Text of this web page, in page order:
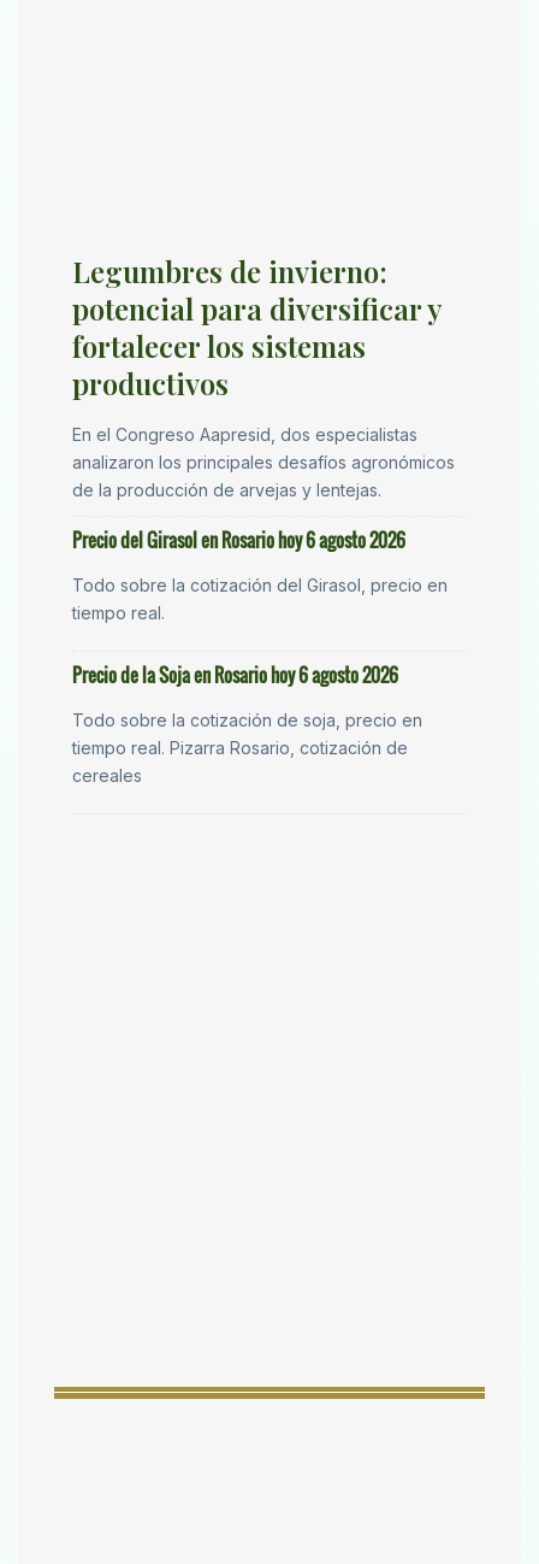
Legumbres de invierno:
potencial para diversificar y
fortalecer los sistemas
productivos
En el Congreso Aapresid, dos especialistas
analizaron los principales desafíos agronómicos
de la producción de arvejas y lentejas.
Precio del Girasol en Rosario hoy 6 agosto 2026
Todo sobre la cotización del Girasol, precio en
tiempo real.
Precio de la Soja en Rosario hoy 6 agosto 2026
Todo sobre la cotización de soja, precio en
tiempo real. Pizarra Rosario, cotización de
cereales